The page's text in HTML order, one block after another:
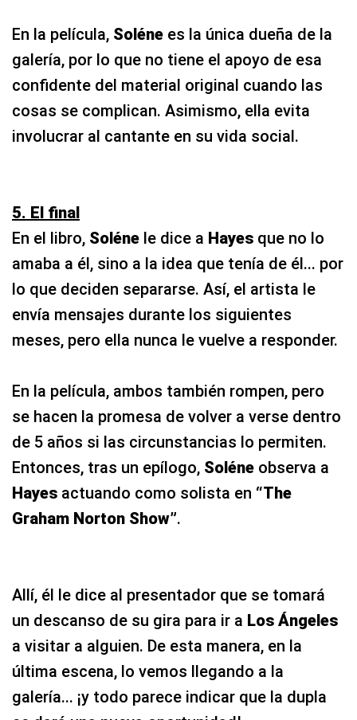
En la película, Soléne es la única dueña de la
galería, por lo que no tiene el apoyo de esa
confidente del material original cuando las
cosas se complican. Asimismo, ella evita
involucrar al cantante en su vida social.
5. El final
En el libro, Soléne le dice a Hayes que no lo
amaba a él, sino a la idea que tenía de él... por
lo que deciden separarse. Así, el artista le
envía mensajes durante los siguientes
meses, pero ella nunca le vuelve a responder.
En la película, ambos también rompen, pero
se hacen la promesa de volver a verse dentro
de 5 años si las circunstancias lo permiten.
Entonces, tras un epílogo, Soléne observa a
Hayes actuando como solista en “The
Graham Norton Show”.
Allí, él le dice al presentador que se tomará
un descanso de su gira para ir a Los Ángeles
a visitar a alguien. De esta manera, en la
última escena, lo vemos llegando a la
galería... ¡y todo parece indicar que la dupla